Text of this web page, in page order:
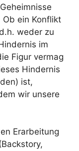
Ob ein Konflikt
weder zu
im
Figur vermag
Hindernis
ist,
wir unsere
Erarbeitung